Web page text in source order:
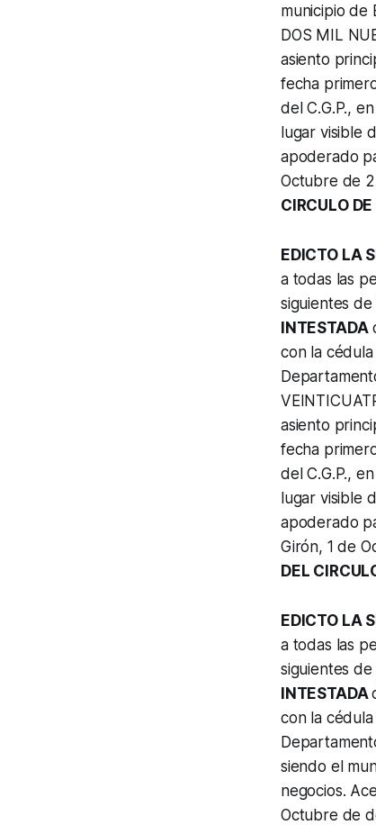
municipio de
DOS MIL
asiento
fecha
del C.G.P.,
lugar visible
apoderado
Octubre de
CIRCULO DE
EDICTO LA
a todas las
siguientes
INTESTADA
con la
asiento
fecha
del C.G.P.,
lugar visible
apoderado
Girón, 1 de
DEL
EDICTO LA
a todas las
siguientes
INTESTADA
con la
siendo el
negocios.
Octubre de